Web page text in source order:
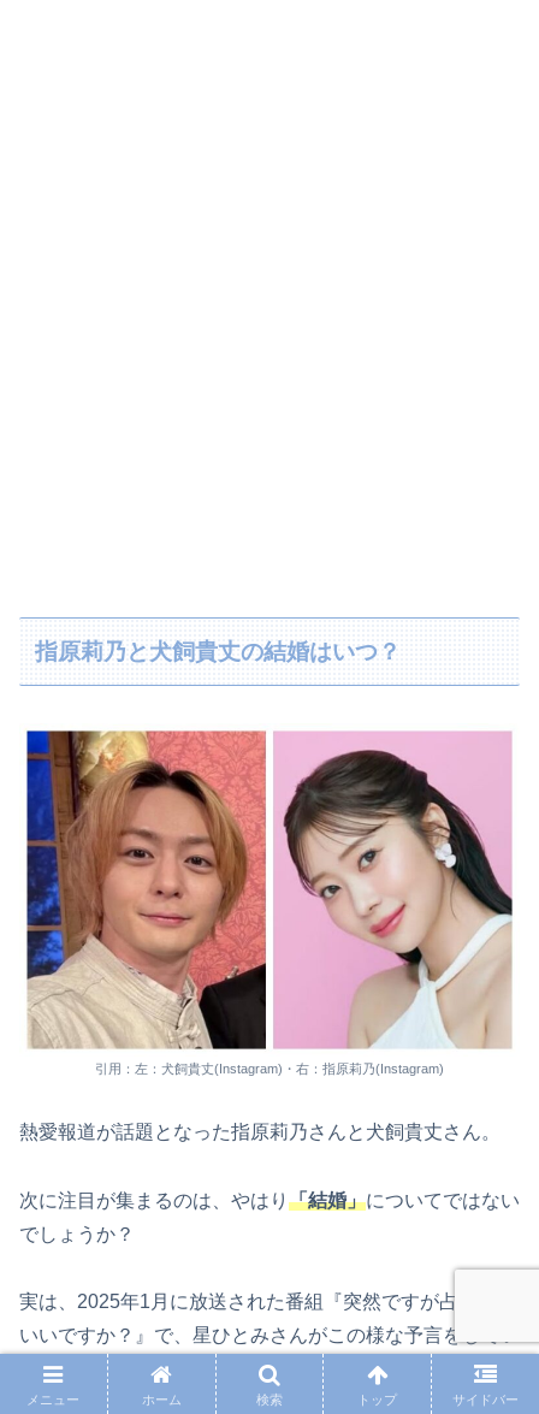
指原莉乃と犬飼貴丈の結婚はいつ？
引用：左：犬飼貴丈(Instagram)・右：指原莉乃(Instagram)
熱愛報道が話題となった指原莉乃さんと犬飼貴丈さん。
次に注目が集まるのは、やはり 「結婚」についてではない
でしょうか？
実は、2025年1月に放送された番組『突然ですが占っても
いいですか？』で、星ひとみさんがこの様な予言をしてい
ました。
メニュー ホーム 検索 トップ サイドバー